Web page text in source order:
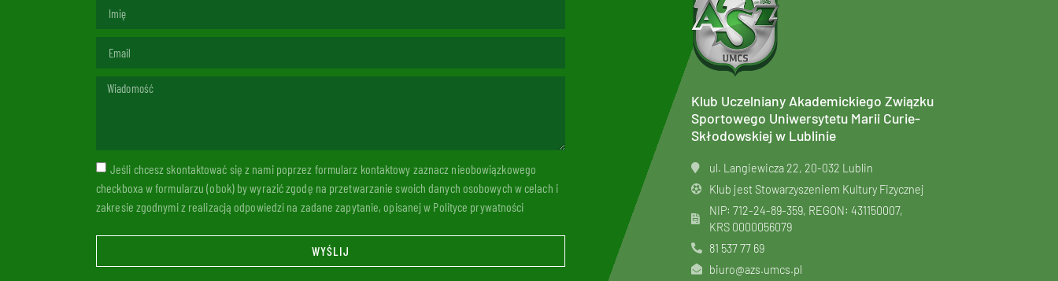
Jeśli chcesz skontaktować się z nami poprzez formularz kontaktowy zaznacz nieobowiązkowego
checkboxa w formularzu (obok) by wyrazić zgodę na przetwarzanie swoich danych osobowych w celach i
zakresie zgodnymi z realizacją odpowiedzi na zadane zapytanie, opisanej w Polityce prywatności
WYŚLIJ
Klub Uczelniany Akademickiego Związku
Sportowego Uniwersytetu Marii Curie-
Skłodowskiej w Lublinie
ul. Langiewicza 22, 20-032 Lublin
Klub jest Stowarzyszeniem Kultury Fizycznej
NIP: 712-24-89-359, REGON: 431150007,
KRS 0000056079
81 537 77 69
biuro@azs.umcs.pl